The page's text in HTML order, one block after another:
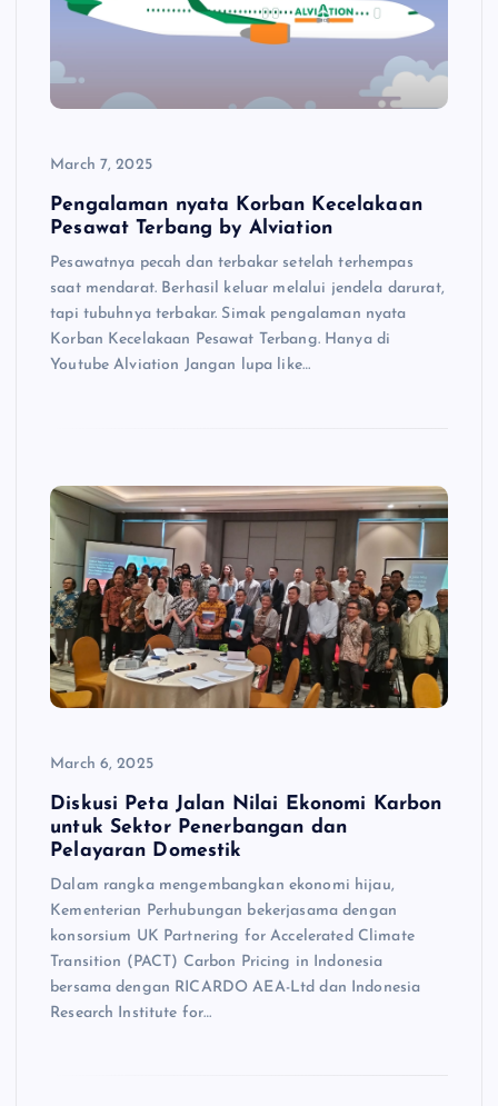
March 7, 2025
Pengalaman nyata Korban Kecelakaan
Pesawat Terbang by Alviation
Pesawatnya pecah dan terbakar setelah terhempas
saat mendarat. Berhasil keluar melalui jendela darurat,
tapi tubuhnya terbakar. Simak pengalaman nyata
Korban Kecelakaan Pesawat Terbang. Hanya di
Youtube Alviation Jangan lupa like…
March 6, 2025
Diskusi Peta Jalan Nilai Ekonomi Karbon
untuk Sektor Penerbangan dan
Pelayaran Domestik
Dalam rangka mengembangkan ekonomi hijau,
Kementerian Perhubungan bekerjasama dengan
konsorsium UK Partnering for Accelerated Climate
Transition (PACT) Carbon Pricing in Indonesia
bersama dengan RICARDO AEA-Ltd dan Indonesia
Research Institute for…